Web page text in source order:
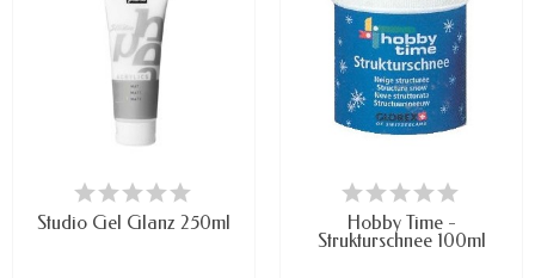
VERFÜGBAR
Studio Gel Glanz 250ml
VERFÜGBAR
Hobby Time -
Strukturschnee 100ml